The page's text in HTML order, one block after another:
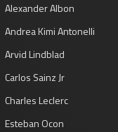
Alexander Albon
Andrea Kimi Antonelli
Arvid Lindblad
Carlos Sainz Jr
Charles Leclerc
Esteban Ocon